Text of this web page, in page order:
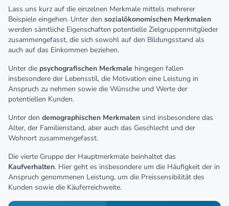
Lass uns kurz auf die einzelnen Merkmale mittels mehrerer
Beispiele eingehen. Unter den sozialökonomischen Merkmalen
werden sämtliche Eigenschaften potentielle Zielgruppenmitglieder
zusammengefasst, die sich sowohl auf den Bildungsstand als
auch auf das Einkommen beziehen.
Unter die psychografischen Merkmale hingegen fallen
insbesondere der Lebensstil, die Motivation eine Leistung in
Anspruch zu nehmen sowie die Wünsche und Werte der
potentiellen Kunden.
Unter den demographischen Merkmalen sind insbesondere das
Alter, der Familienstand, aber auch das Geschlecht und der
Wohnort zusammengefasst.
Die vierte Gruppe der Hauptmerkmale beinhaltet das
Kaufverhalten. Hier geht es insbesondere um die Häufigkeit der in
Anspruch genommenen Leistung, um die Preissensibilität des
Kunden sowie die Käuferreichweite.